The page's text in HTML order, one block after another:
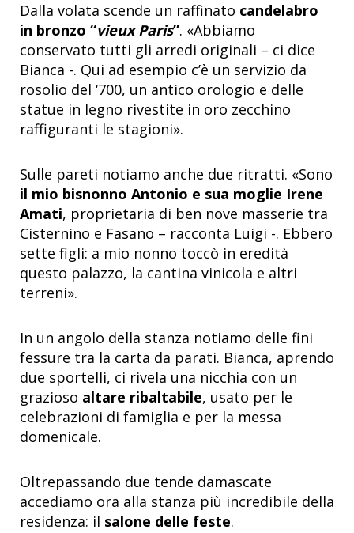
Dalla volata scende un raffinato candelabro
in bronzo “vieux Paris”. «Abbiamo
conservato tutti gli arredi originali – ci dice
Bianca -. Qui ad esempio c’è un servizio da
rosolio del ‘700, un antico orologio e delle
statue in legno rivestite in oro zecchino
raffiguranti le stagioni».
Sulle pareti notiamo anche due ritratti. «Sono
il mio bisnonno Antonio e sua moglie Irene
Amati, proprietaria di ben nove masserie tra
Cisternino e Fasano – racconta Luigi -. Ebbero
sette figli: a mio nonno toccò in eredità
questo palazzo, la cantina vinicola e altri
terreni».
In un angolo della stanza notiamo delle fini
fessure tra la carta da parati. Bianca, aprendo
due sportelli, ci rivela una nicchia con un
grazioso altare ribaltabile, usato per le
celebrazioni di famiglia e per la messa
domenicale.
Oltrepassando due tende damascate
accediamo ora alla stanza più incredibile della
residenza: il salone delle feste.